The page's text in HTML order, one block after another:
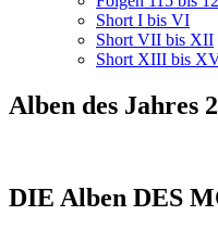
Short I bis VI
Short VII bis XII
Short XIII bis
Alben des Jahres
DIE Alben DES